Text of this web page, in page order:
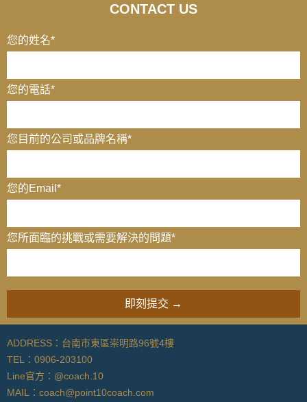
CONTACT US
您的姓名*
您的電話*
您目前的公司或品牌名稱*
您的Email *
您所面臨的挑戰或需要解決的問題*
ADDRESS：台南市東區崇明路96號4樓
TEL：0906-203100
Line官方：@coach.10
MAIL： coach@point10coach.com